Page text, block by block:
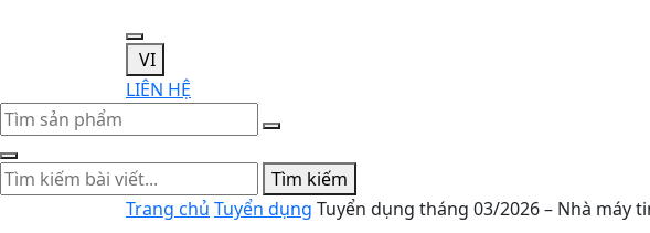
VI
LIÊN HỆ
Tìm kiếm
Trang chủ Tuyển dụng Tuyển dụng tháng 03/2026 – Nhà máy